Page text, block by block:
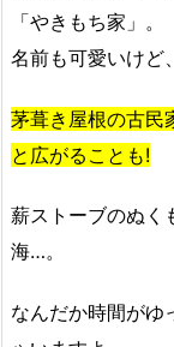
「やきもち家」。
名前も可愛いけど
茅葺き屋根の古民
と広がることも!
薪ストーブのぬく
海…。
なんだか時間がゆ